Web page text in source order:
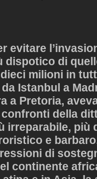
evitare
dispotico di
milioni in
Istanbul a
a Pretoria,
della
irreparabile,
e
di
continente